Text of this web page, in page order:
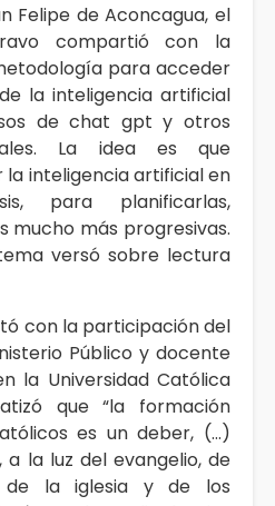
Felipe de Aconcagua, el
compartió con la
para acceder
la inteligencia artificial
de chat gpt y otros
La idea es que
inteligencia artificial en
para planificarlas,
mucho más progresivas.
versó sobre lectura
con la participación del
Público y docente
la Universidad Católica
que “la formación
es un deber, (…)
la luz del evangelio, de
de la iglesia y de los